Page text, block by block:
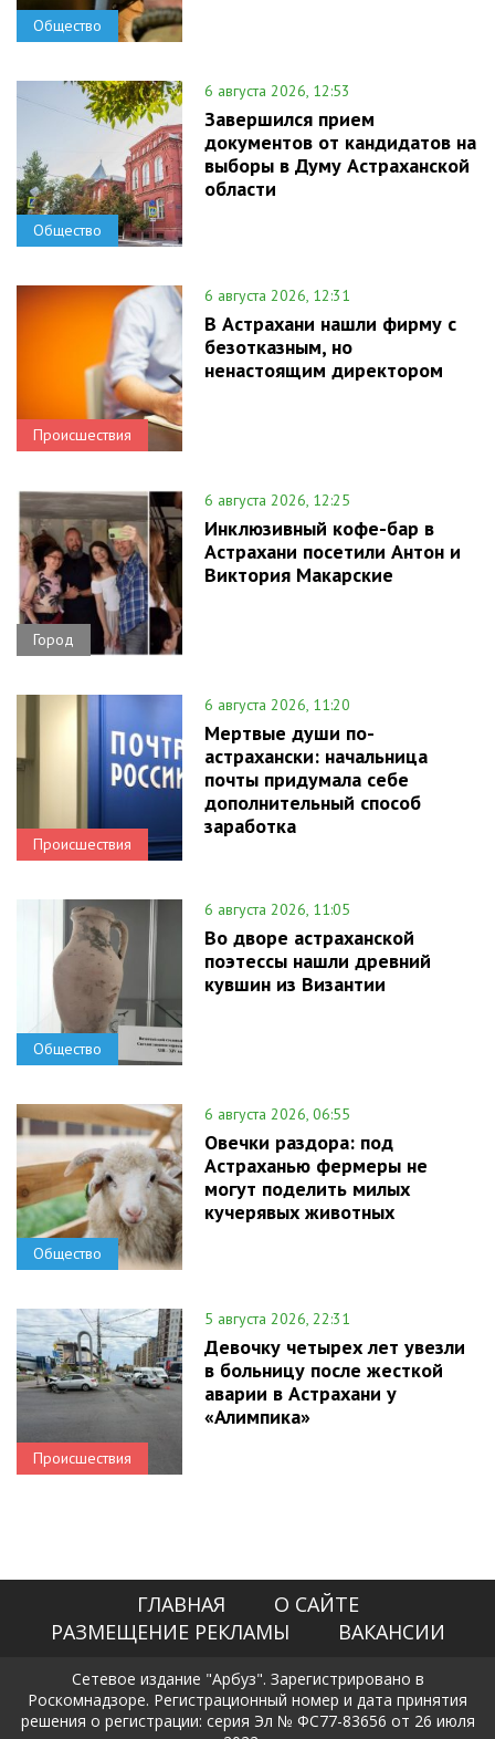
Общество
Общество
6 августа 2026, 12:53
Завершился прием
документов от кандидатов на
выборы в Думу Астраханской
области
Происшествия
6 августа 2026, 12:31
В Астрахани нашли фирму с
безотказным, но
ненастоящим директором
Город
6 августа 2026, 12:25
Инклюзивный кофе-бар в
Астрахани посетили Антон и
Виктория Макарские
Происшествия
6 августа 2026, 11:20
Мертвые души по-
астрахански: начальница
почты придумала себе
дополнительный способ
заработка
Общество
6 августа 2026, 11:05
Во дворе астраханской
поэтессы нашли древний
кувшин из Византии
Общество
6 августа 2026, 06:55
Овечки раздора: под
Астраханью фермеры не
могут поделить милых
кучерявых животных
Происшествия
5 августа 2026, 22:31
Девочку четырех лет увезли
в больницу после жесткой
аварии в Астрахани у
«Алимпика»
ГЛАВНАЯ
О САЙТЕ
РАЗМЕЩЕНИЕ РЕКЛАМЫ
ВАКАНСИИ
Сетевое издание "Арбуз". Зарегистрировано в
Роскомнадзоре. Регистрационный номер и дата принятия
решения о регистрации: серия Эл № ФС77-83656 от 26 июля